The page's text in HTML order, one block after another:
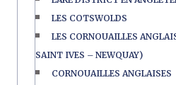
LES COTSWOLDS
LES CORNOUAILLES
SAINT IVES – NEWQUAY)
CORNOUAILLES ANGLAISES